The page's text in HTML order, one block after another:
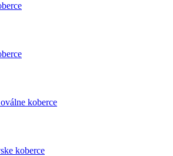
koberce
koberce